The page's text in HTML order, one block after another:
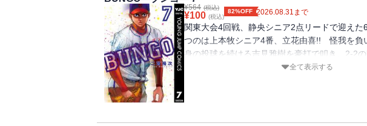
¥564 (税込)
¥100 (税込)
82%OFF 2026.08.31 まで
関東大会4回戦、静央シニア2点リードで迎えた
つのは上本牧シニア4番、立花由喜!! 怪我を負
身の投球を続ける吉見雅樹を豪打で叩き、2‐2
む…！ 痛恨の一撃となった立花の本塁打にも
全て表示する